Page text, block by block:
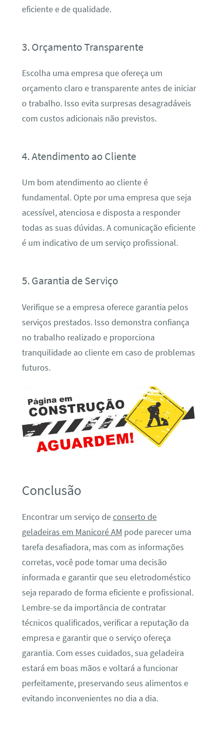
eficiente e de qualidade.
3. Orçamento Transparente
Escolha uma empresa que ofereça um
orçamento claro e transparente antes de iniciar
o trabalho. Isso evita surpresas desagradáveis
com custos adicionais não previstos.
4. Atendimento ao Cliente
Um bom atendimento ao cliente é
fundamental. Opte por uma empresa que seja
acessível, atenciosa e disposta a responder
todas as suas dúvidas. A comunicação eficiente
é um indicativo de um serviço profissional.
5. Garantia de Serviço
Verifique se a empresa oferece garantia pelos
serviços prestados. Isso demonstra confiança
no trabalho realizado e proporciona
tranquilidade ao cliente em caso de problemas
futuros.
Conclusão
Encontrar um serviço deconserto de
geladeiras em Manicoré AM pode parecer uma
tarefa desafiadora, mas com as informações
corretas, você pode tomar uma decisão
informada e garantir que seu eletrodoméstico
seja reparado de forma eficiente e profissional.
Lembre-se da importância de contratar
técnicos qualificados, verificar a reputação da
empresa e garantir que o serviço ofereça
garantia. Com esses cuidados, sua geladeira
estará em boas mãos e voltará a funcionar
perfeitamente, preservando seus alimentos e
evitando inconvenientes no dia a dia.